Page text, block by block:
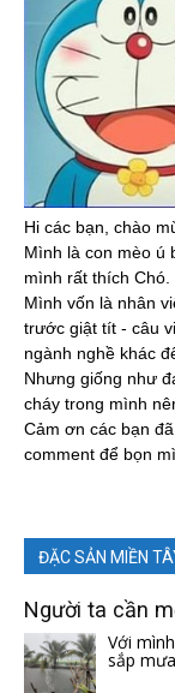
Hi các bạn, chào
Mình là con mèo ú
mình rất thích Chó.
Mình vốn là nhân
trước giật tít - câu
ngành nghề khác
Nhưng giống như
cháy trong mình
Cảm ơn các bạn
comment để bọn
ĐẶC SẢN MIỀN
Người ta cần
Với
sắp